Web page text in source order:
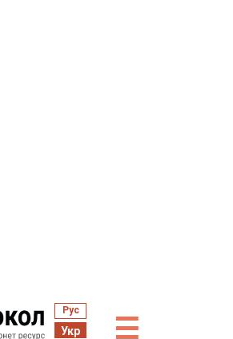
Рус
Укр ☰